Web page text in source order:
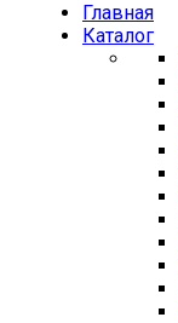
Главная
Каталог